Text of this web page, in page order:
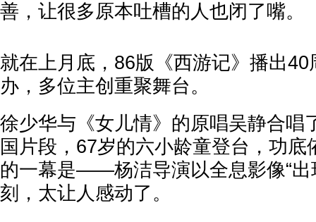
善，让很多原本吐槽的人也闭了嘴。
就在上月底，86版《西游记》播出40
办，多位主创重聚舞台。
徐少华与《女儿情》的原唱吴静合唱
国片段，67岁的六小龄童登台，功底
的一幕是——杨洁导演以全息影像“出
刻，太让人感动了。